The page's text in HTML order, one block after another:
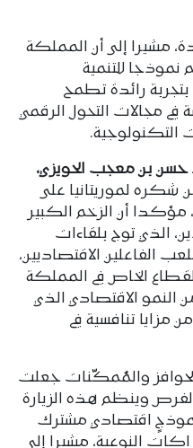
مشيرا إلى أن المملكة
نموذجا للتنمية
بتجربة رائدة تطمح
في مجالات التحول الرقمي
التكنولوجية.
حسن بن معجب الحويزي،
شكره لموريتانيا على
مؤكدا أن الزخم الكبير
الذي توج بلقاءات
الفاعلين الاقتصاديين،
الخاص في المملكة
النمو الاقتصادي الذي
مزايا تنافسية في
والمُمكّنات جعلت
وينظم هذه الزيارة
نموذجٍ اقتصادي مشترك
النوعية، مشيرا إلى